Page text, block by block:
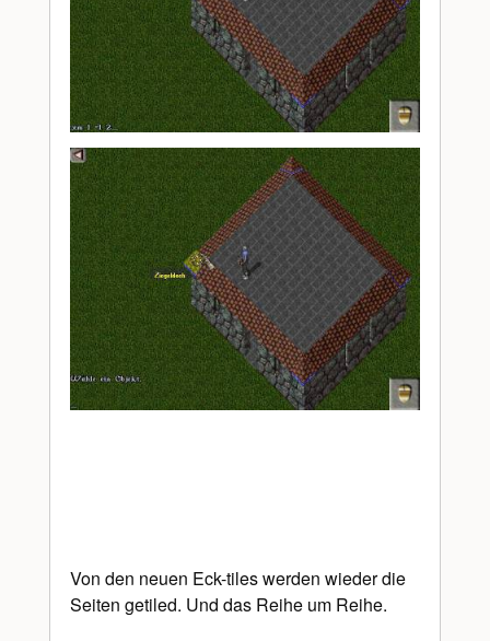
Von den neuen Eck-tiles werden wieder die
Seiten getiled. Und das Reihe um Reihe.